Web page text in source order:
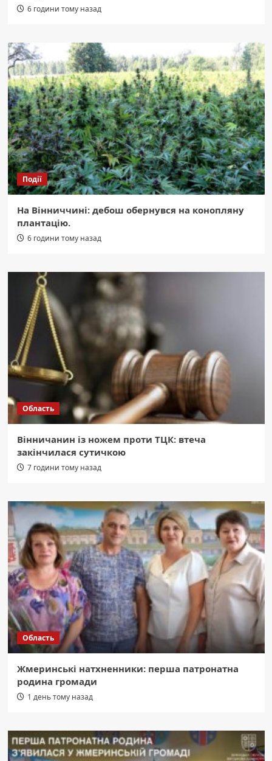
6 години тому назад
Події
На Вінниччині: дебош обернувся на конопляну
плантацію.
6 години тому назад
Область
Вінничанин із ножем проти ТЦК: втеча
закінчилася сутичкою
7 години тому назад
Область
Жмеринські натхненники: перша патронатна
родина громади
1 день тому назад